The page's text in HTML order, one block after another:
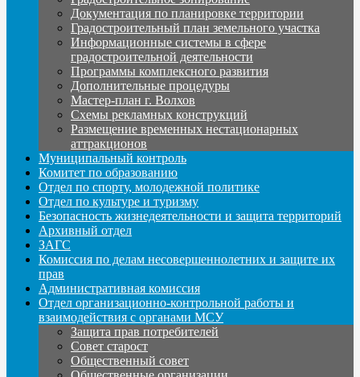
Документация по планировке территории
Градостроительный план земельного участка
Информационные системы в сфере
градостроительной деятельности
Программы комплексного развития
Дополнительные процедуры
Мастер-план г. Волхов
Схемы рекламных конструкций
Размещение временных нестационарных
аттракционов
Муниципальный контроль
Комитет по образованию
Отдел по спорту, молодежной политике
Отдел по культуре и туризму
Безопасность жизнедеятельности и защита территорий
Архивный отдел
ЗАГС
Комиссия по делам несовершеннолетних и защите их
прав
Административная комиссия
Отдел организационно-контрольной работы и
взаимодействия с органами МСУ
Защита прав потребителей
Совет старост
Общественный совет